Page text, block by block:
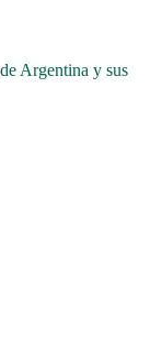
Argentina y sus